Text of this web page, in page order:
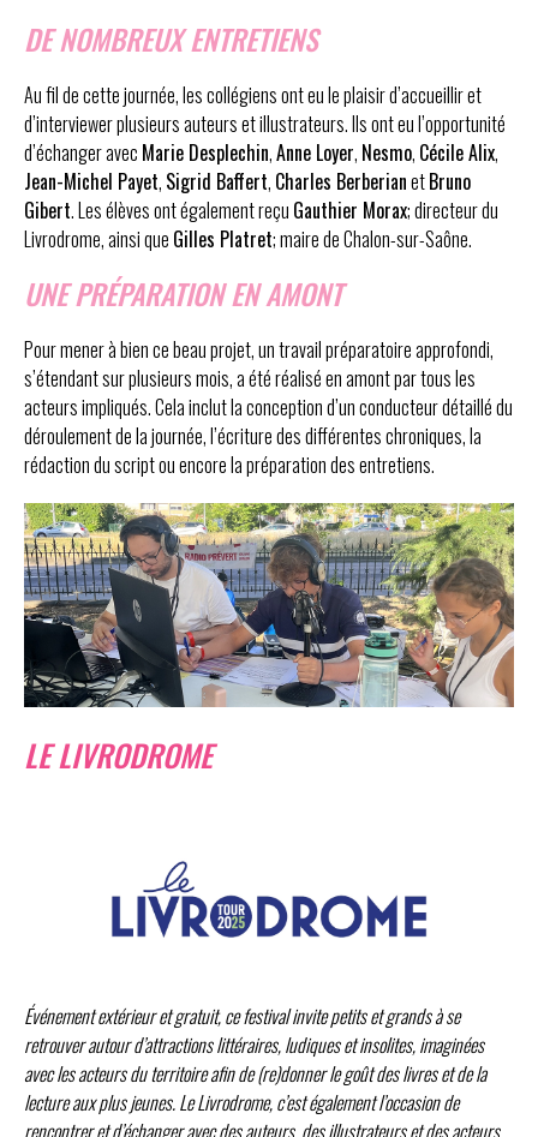
DE NOMBREUX ENTRETIENS
Au fil de cette journée, les collégiens ont eu le plaisir d’accueillir et
d’interviewer plusieurs auteurs et illustrateurs. Ils ont eu l’opportunité
d’échanger avec Marie Desplechin,Anne Loyer, Nesmo, Cécile Alix,
Jean-Michel Payet, Sigrid Baffert, Charles BerberianetBruno
Gibert. Les élèves ont également reçu Gauthier Morax; directeur du
Livrodrome, ainsi que Gilles Platret; maire de Chalon-sur-Saône.
UNE PRÉPARATION EN AMONT
Pour mener à bien ce beau projet, un travail préparatoire approfondi,
s’étendant sur plusieurs mois, a été réalisé en amont par tous les
acteurs impliqués. Cela inclut la conception d’un conducteur détaillé du
déroulement de la journée, l’écriture des différentes chroniques, la
rédaction du script ou encore la préparation des entretiens.
LE LIVRODROME
Événement extérieur et gratuit, ce festival invite petits et grands à se
retrouver autour d’attractions littéraires, ludiques et insolites, imaginées
avec les acteurs du territoire afin de (re)donner le goût des livres et de la
lecture aux plus jeunes. Le Livrodrome, c’est également l’occasion de
rencontrer et d’échanger avec des auteurs, des illustrateurs et des acteurs